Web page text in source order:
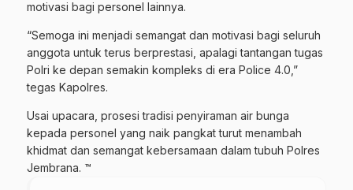
motivasi bagi personel lainnya.
“Semoga ini menjadi semangat dan motivasi bagi seluruh
anggota untuk terus berprestasi, apalagi tantangan tugas
Polri ke depan semakin kompleks di era Police 4.0,”
tegas Kapolres.
Usai upacara, prosesi tradisi penyiraman air bunga
kepada personel yang naik pangkat turut menambah
khidmat dan semangat kebersamaan dalam tubuh Polres
Jembrana. ™